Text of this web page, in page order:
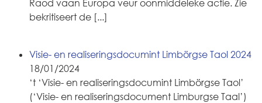
Raod vaan Europa veur oonmiddeleke actie. Zie
bekritiseert de [...]
Visie- en realiseringsdocumint Limbörgse Taol 2024
18/01/2024
‘t ‘Visie- en realiseringsdocumint Limbörgse Taol’
(‘Visie- en realiseringsdocument Limburgse Taal’)